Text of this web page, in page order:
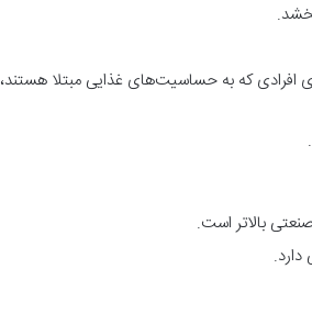
که به حساسیت‌های غذایی مبتلا هستند،
بالاتر است.